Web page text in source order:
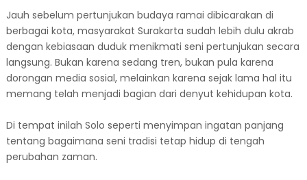
Jauh sebelum pertunjukan budaya ramai dibicarakan di
berbagai kota, masyarakat Surakarta sudah lebih dulu akrab
dengan kebiasaan duduk menikmati seni pertunjukan secara
langsung. Bukan karena sedang tren, bukan pula karena
dorongan media sosial, melainkan karena sejak lama hal itu
memang telah menjadi bagian dari denyut kehidupan kota.
Di tempat inilah Solo seperti menyimpan ingatan panjang
tentang bagaimana seni tradisi tetap hidup di tengah
perubahan zaman.